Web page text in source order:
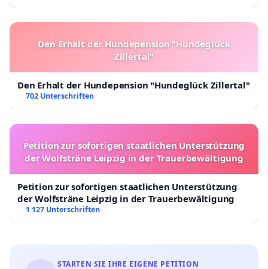
Den Erhalt der Hundepension "Hundeglück
Zillertal"
Den Erhalt der Hundepension "Hundeglück Zillertal"
702 Unterschriften
Petition zur sofortigen staatlichen Unterstützung
der Wolfsträne Leipzig in der Trauerbewältigung
Petition zur sofortigen staatlichen Unterstützung
der Wolfsträne Leipzig in der Trauerbewältigung
1 127 Unterschriften
STARTEN SIE IHRE EIGENE PETITION